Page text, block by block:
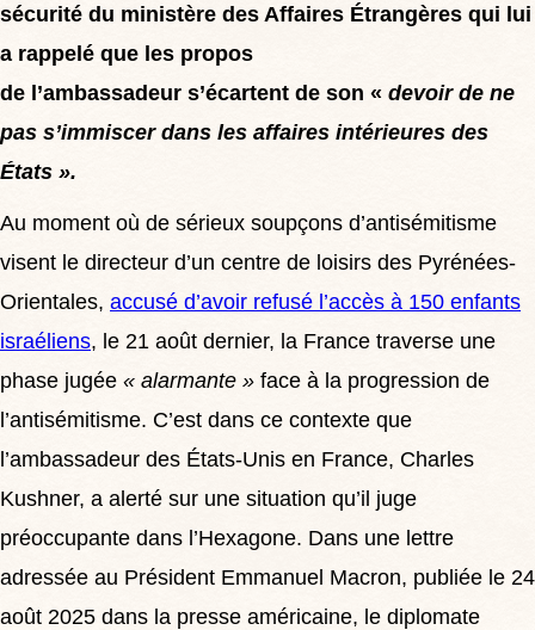
sécurité du ministère des Affaires Étrangères qui lui
a rappelé que les propos
de l’ambassadeur s’écartent de son « devoir de ne
pas s’immiscer dans les affaires intérieures des
États ».
Au moment où de sérieux soupçons d’antisémitisme
visent le directeur d’un centre de loisirs des Pyrénées-
Orientales, accusé d’avoir refusé l’accès à 150 enfants
israéliens, le 21 août dernier, la France traverse une
phase jugée « alarmante » face à la progression de
l’antisémitisme. C’est dans ce contexte que
l’ambassadeur des États-Unis en France, Charles
Kushner, a alerté sur une situation qu’il juge
préoccupante dans l’Hexagone. Dans une lettre
adressée au Président Emmanuel Macron, publiée le 24
août 2025 dans la presse américaine, le diplomate